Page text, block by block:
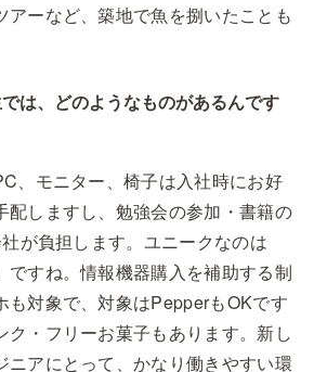
アーなど、築地で魚を捌いたことも
は、どのようなものがあるんです
、モニター、椅子は入社時にお好
配しますし、勉強会の参加・書籍の
が負担します。ユニークなのは
ですね。情報機器購入を補助する制
も対象で、対象はPepperもOKです
ク・フリーお菓子もあります。新し
ニアにとって、かなり働きやすい環